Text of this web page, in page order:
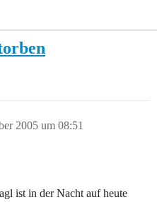
2005 um 08:51
ist in der Nacht auf heute